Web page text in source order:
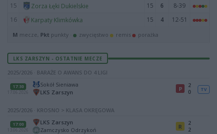
15
Zorza Łęki Dukielskie 15 6
8-39
16
Karpaty Klimkówka 15 4 12-51
M mecze, Pkt punkty · zwycięstwo remis porażka
LKS ZARSZYN - OSTATNIE MECZE
2025/2026 · BARAŻE O AWANS DO 4 LIGI
17:30
17.06.2026
Sokół Sieniawa
LKS Zarszyn
P
2
0
TV
2025/2026 · KROSNO > KLASA OKRĘGOWA
17:00
13.06.2026
LKS Zarszyn
Zamczysko Odrzykoń
R
2
2